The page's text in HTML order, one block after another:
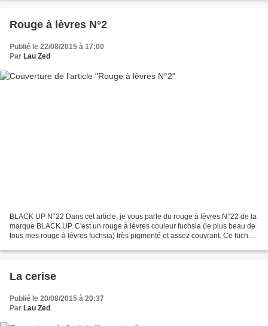
Rouge à lèvres N°2
Publié le 22/08/2015 à 17:00
Par Lau Zed
BLACK UP N°22 Dans cet article, je vous parle du rouge à lèvres N°22 de la
marque BLACK UP. C'est un rouge à lèvres couleur fuchsia (le plus beau de
tous mes rouge à lèvres fuchsia) très pigmenté et assez couvrant. Ce fuchsia
La cerise
Publié le 20/08/2015 à 20:37
Par Lau Zed